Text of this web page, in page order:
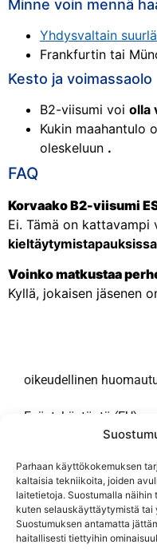
Parhaan käyttökokemuksen
kaltaisia tekniikoita, joiden
laitetietoja. Suostumalla
kuten selauskäyttäytymistä
Suostumuksen antamatta
haitallisesti tiettyihin
Minne voin mennä
Yhdysvaltain
Frankfurtin tai
Kesto ja voimassaolo
B2-viisumi voi olla
Kukin maahantulo
oleskeluun .
FAQ
Korvaako B2-viisumi
Ei. Tämä on
Voinko matkustaa
Kyllä, jokaisen jäsenen
oikeudellinen
Evästekäytäntö (EU)
Tietosivusto
oleskelusta.
Olemme hallinnosta
Sivustomme ainoa
Yhdysvaltoihin